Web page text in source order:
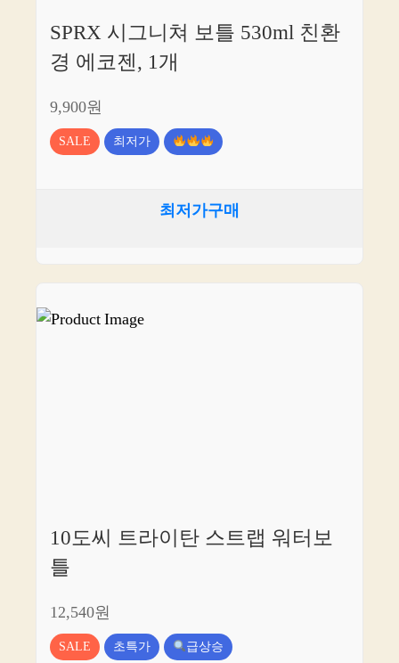
SPRX 시그니쳐 보틀 530ml 친환
경 에코젠, 1개
9,900원
SALE 최저가
최저가구매
10도씨 트라이탄 스트랩 워터보
틀
12,540원
SALE 초특가 급상승